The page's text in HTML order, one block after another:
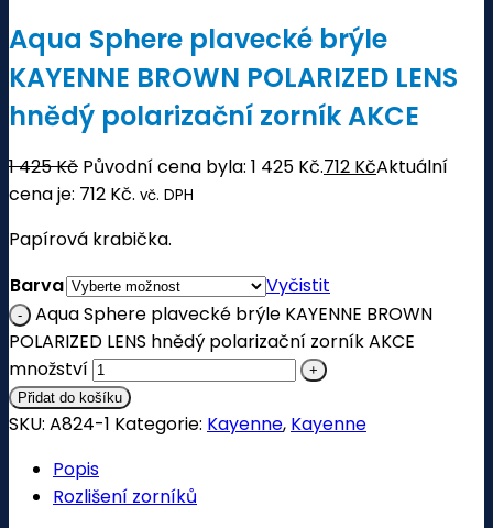
Aqua Sphere plavecké brýle
KAYENNE BROWN POLARIZED LENS
hnědý polarizační zorník AKCE
1 425Kč Původní cena byla: 1 425 Kč.712 KčAktuální
cena je: 712 Kč. vč. DPH
Papírová krabička.
Barva
Vyčistit
Aqua Sphere plavecké brýle KAYENNE BROWN
POLARIZED LENS hnědý polarizační zorník AKCE
množství
Přidat do košíku
SKU: A824-1 Kategorie: Kayenne, Kayenne
Popis
Rozlišení zorníků